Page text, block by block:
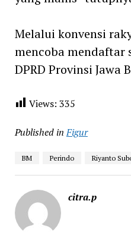
Melalui konvensi
mencoba mendaftar
DPRD Provinsi Jawa
Views: 335
Published in Figur
BM Perindo Riyanto
citra.p